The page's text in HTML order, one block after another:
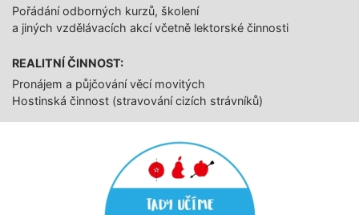
Pořádání odborných kurzů, školení
a jiných vzdělávacích akcí včetně lektorské činnosti
REALITNÍ ČINNOST:
Pronájem a půjčování věcí movitých
Hostinská činnost (stravování cizích strávníků)